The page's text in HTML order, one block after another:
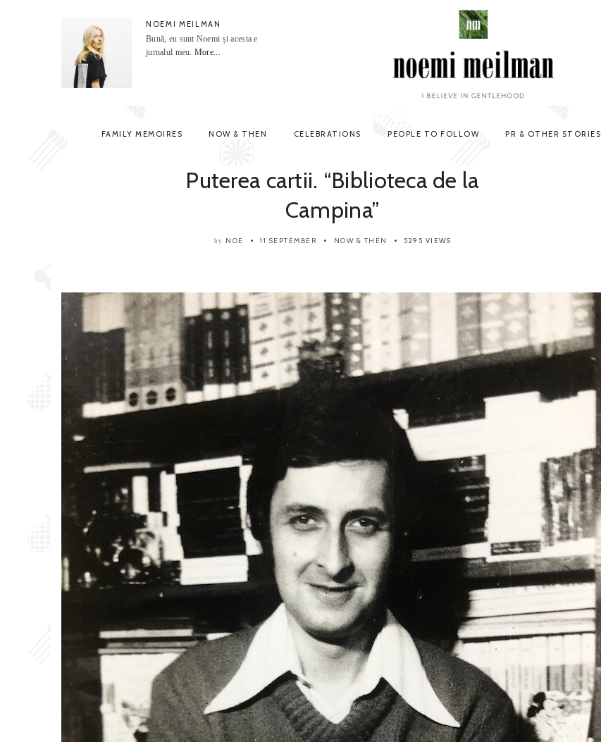
NOEMI MEILMAN
Bună, eu sunt Noemi și acesta e
jurnalul meu. More...
FAMILY MEMOIRES NOW & THEN CELEBRATIONS PEOPLE TO FOLLOW PR & OTHER STORIES
Puterea cartii. “Biblioteca de la
Campina”
by NOE 11 SEPTEMBER NOW & THEN 5295 VIEWS